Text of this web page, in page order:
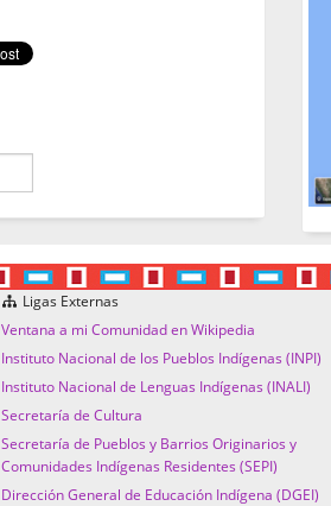
Ligas Externas
Ventana a mi Comunidad en Wikipedia
Instituto Nacional de los Pueblos Indígenas (INPI)
Instituto Nacional de Lenguas Indígenas (INALI)
Secretaría de Cultura
Secretaría de Pueblos y Barrios Originarios y
Comunidades Indígenas Residentes (SEPI)
Dirección General de Educación Indígena (DGEI)